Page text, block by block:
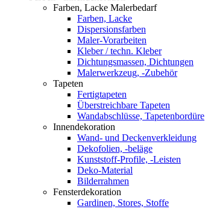
Farben, Lacke Malerbedarf
Farben, Lacke
Dispersionsfarben
Maler-Vorarbeiten
Kleber / techn. Kleber
Dichtungsmassen, Dichtungen
Malerwerkzeug, -Zubehör
Tapeten
Fertigtapeten
Überstreichbare Tapeten
Wandabschlüsse, Tapetenbordüre
Innendekoration
Wand- und Deckenverkleidung
Dekofolien, -beläge
Kunststoff-Profile, -Leisten
Deko-Material
Bilderrahmen
Fensterdekoration
Gardinen, Stores, Stoffe